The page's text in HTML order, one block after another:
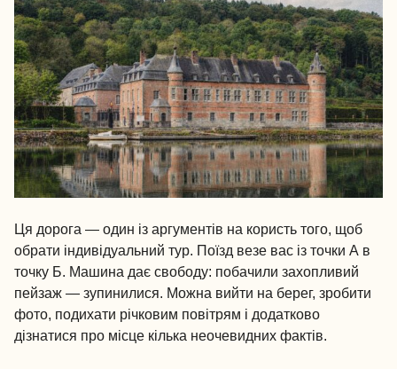
Ця дорога — один із аргументів на користь того, щоб
обрати індивідуальний тур. Поїзд везе вас із точки А в
точку Б. Машина дає свободу: побачили захопливий
пейзаж — зупинилися. Можна вийти на берег, зробити
фото, подихати річковим повітрям і додатково
дізнатися про місце кілька неочевидних фактів.